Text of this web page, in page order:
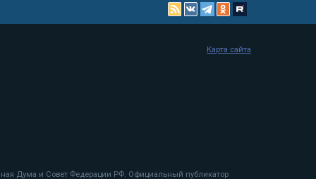
Дума и Совет Федерации РФ. Официальный публикатор
Карта сайта